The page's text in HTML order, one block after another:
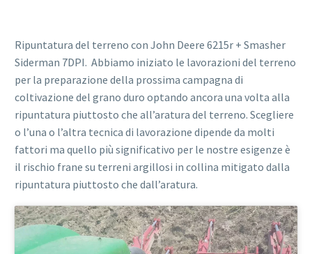
Ripuntatura del terreno con John Deere 6215r + Smasher
Siderman 7DPI. Abbiamo iniziato le lavorazioni del terreno
per la preparazione della prossima campagna di
coltivazione del grano duro optando ancora una volta alla
ripuntatura piuttosto che all’aratura del terreno. Scegliere
o l’una o l’altra tecnica di lavorazione dipende da molti
fattori ma quello più significativo per le nostre esigenze è
il rischio frane su terreni argillosi in collina mitigato dalla
ripuntatura piuttosto che dall’aratura.